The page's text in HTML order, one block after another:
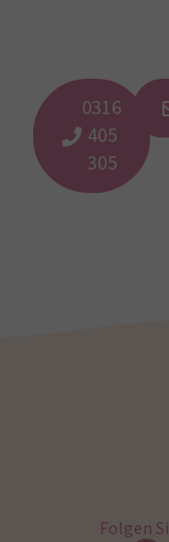
0316
405
305
Folgen